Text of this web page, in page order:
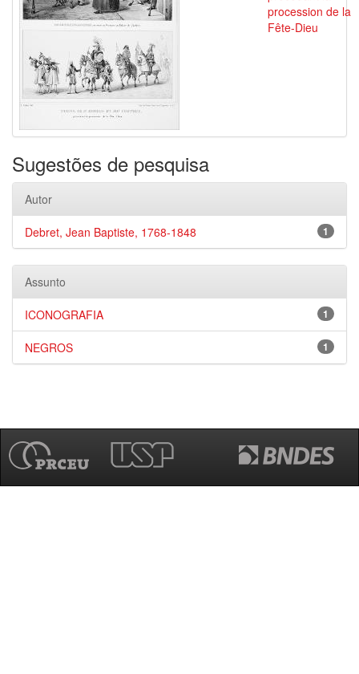
procession de la
Fête-Dieu
Sugestões de pesquisa
Autor
1
Debret, Jean Baptiste, 1768-1848
Assunto
1
ICONOGRAFIA
1
NEGROS